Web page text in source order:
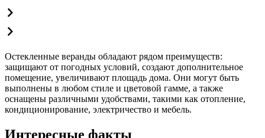
Остекленные веранды обладают рядом преимуществ:
защищают от погодных условий, создают дополнительное
помещение, увеличивают площадь дома. Они могут быть
выполнены в любом стиле и цветовой гамме, а также
оснащены различными удобствами, такими как отопление,
кондиционирование, электричество и мебель.
Интересные факты